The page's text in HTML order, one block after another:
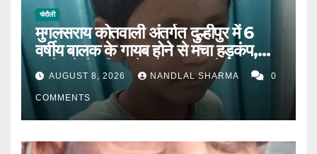
चंदौली
मुगलसराय कोतवाली अंतर्गत दुल्हीपुर में 6
वर्षीय बालक के गायब होने से मचा हड़कंप,
आधे घंटे में पुलिस ने खोजकर मां से मिलाया।
AUGUST 8, 2026 NANDLAL SHARMA 0
COMMENTS